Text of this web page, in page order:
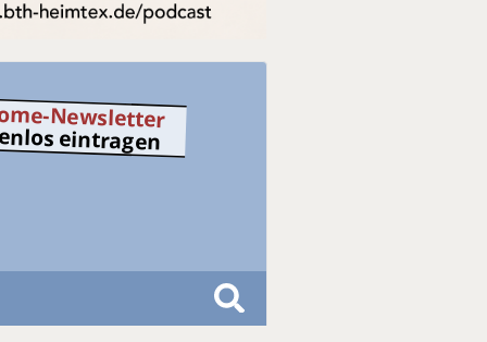
Newsletter
eintragen
S